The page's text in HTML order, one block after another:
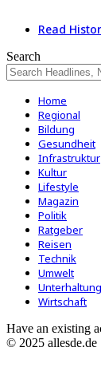
Read
Search
Home
Regional
Bildung
Gesundheit
Infrastruktur
Kultur
Lifestyle
Magazin
Politik
Ratgeber
Reisen
Technik
Umwelt
Unterhaltung
Wirtschaft
Have an existing
© 2025 allesde.de